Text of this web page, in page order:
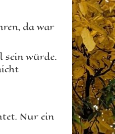
da war
sein würde.
Nur ein